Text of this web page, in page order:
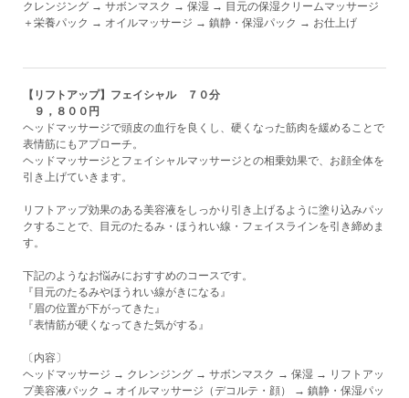
クレンジング → サボンマスク → 保湿 → 目元の保湿クリームマッサージ
＋栄養パック → オイルマッサージ → 鎮静・保湿パック → お仕上げ
【リフトアップ】フェイシャル ７０分
９，８００円
ヘッドマッサージで頭皮の血行を良くし、硬くなった筋肉を緩めることで
表情筋にもアプローチ。
ヘッドマッサージとフェイシャルマッサージとの相乗効果で、お顔全体を
引き上げていきます。
リフトアップ効果のある美容液をしっかり引き上げるように塗り込みパッ
クすることで、目元のたるみ・ほうれい線・フェイスラインを引き締めま
す。
下記のようなお悩みにおすすめのコースです。
『目元のたるみやほうれい線がきになる』
『眉の位置が下がってきた』
『表情筋が硬くなってきた気がする』
〔内容〕
ヘッドマッサージ → クレンジング → サボンマスク → 保湿 → リフトアッ
プ美容液パック → オイルマッサージ（デコルテ・顔） → 鎮静・保湿パッ